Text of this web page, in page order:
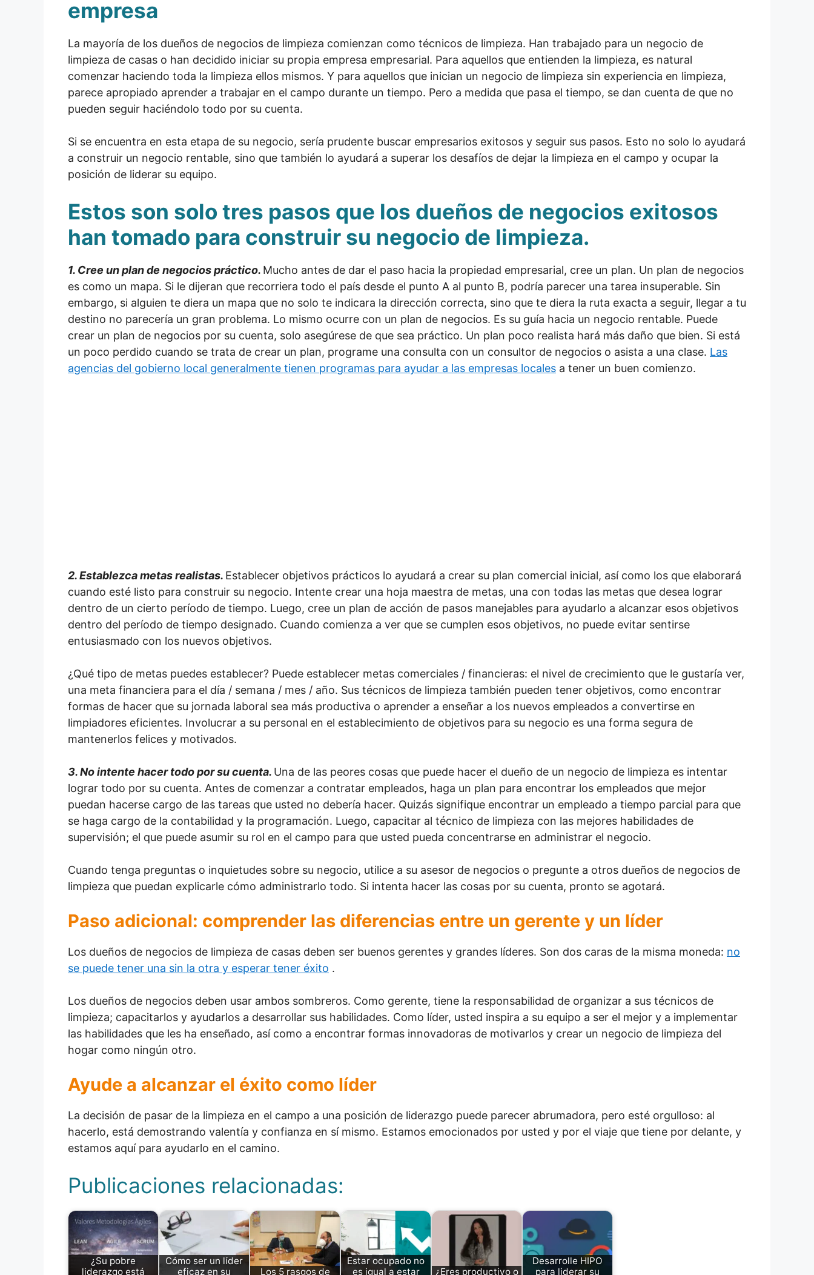
empresa
La mayoría de los dueños de negocios de limpieza comienzan como técnicos de limpieza. Han trabajado para un negocio de
limpieza de casas o han decidido iniciar su propia empresa empresarial. Para aquellos que entienden la limpieza, es natural
comenzar haciendo toda la limpieza ellos mismos. Y para aquellos que inician un negocio de limpieza sin experiencia en limpieza,
parece apropiado aprender a trabajar en el campo durante un tiempo. Pero a medida que pasa el tiempo, se dan cuenta de que no
pueden seguir haciéndolo todo por su cuenta.
Si se encuentra en esta etapa de su negocio, sería prudente buscar empresarios exitosos y seguir sus pasos. Esto no solo lo ayudará
a construir un negocio rentable, sino que también lo ayudará a superar los desafíos de dejar la limpieza en el campo y ocupar la
posición de liderar su equipo.
Estos son solo tres pasos que los dueños de negocios exitosos
han tomado para construir su negocio de limpieza.
1. Cree un plan de negocios práctico. Mucho antes de dar el paso hacia la propiedad empresarial, cree un plan. Un plan de negocios
es como un mapa. Si le dijeran que recorriera todo el país desde el punto A al punto B, podría parecer una tarea insuperable. Sin
embargo, si alguien te diera un mapa que no solo te indicara la dirección correcta, sino que te diera la ruta exacta a seguir, llegar a tu
destino no parecería un gran problema. Lo mismo ocurre con un plan de negocios. Es su guía hacia un negocio rentable. Puede
crear un plan de negocios por su cuenta, solo asegúrese de que sea práctico. Un plan poco realista hará más daño que bien. Si está
un poco perdido cuando se trata de crear un plan, programe una consulta con un consultor de negocios o asista a una clase. Las
agencias del gobierno local generalmente tienen programas para ayudar a las empresas locales a tener un buen comienzo.
2. Establezca metas realistas. Establecer objetivos prácticos lo ayudará a crear su plan comercial inicial, así como los que elaborará
cuando esté listo para construir su negocio. Intente crear una hoja maestra de metas, una con todas las metas que desea lograr
dentro de un cierto período de tiempo. Luego, cree un plan de acción de pasos manejables para ayudarlo a alcanzar esos objetivos
dentro del período de tiempo designado. Cuando comienza a ver que se cumplen esos objetivos, no puede evitar sentirse
entusiasmado con los nuevos objetivos.
¿Qué tipo de metas puedes establecer? Puede establecer metas comerciales / financieras: el nivel de crecimiento que le gustaría ver,
una meta financiera para el día / semana / mes / año. Sus técnicos de limpieza también pueden tener objetivos, como encontrar
formas de hacer que su jornada laboral sea más productiva o aprender a enseñar a los nuevos empleados a convertirse en
limpiadores eficientes. Involucrar a su personal en el establecimiento de objetivos para su negocio es una forma segura de
mantenerlos felices y motivados.
3. No intente hacer todo por su cuenta. Una de las peores cosas que puede hacer el dueño de un negocio de limpieza es intentar
lograr todo por su cuenta. Antes de comenzar a contratar empleados, haga un plan para encontrar los empleados que mejor
puedan hacerse cargo de las tareas que usted no debería hacer. Quizás signifique encontrar un empleado a tiempo parcial para que
se haga cargo de la contabilidad y la programación. Luego, capacitar al técnico de limpieza con las mejores habilidades de
supervisión; el que puede asumir su rol en el campo para que usted pueda concentrarse en administrar el negocio.
Cuando tenga preguntas o inquietudes sobre su negocio, utilice a su asesor de negocios o pregunte a otros dueños de negocios de
limpieza que puedan explicarle cómo administrarlo todo. Si intenta hacer las cosas por su cuenta, pronto se agotará.
Paso adicional: comprender las diferencias entre un gerente y un líder
Los dueños de negocios de limpieza de casas deben ser buenos gerentes y grandes líderes. Son dos caras de la misma moneda: no
se puede tener una sin la otra y esperar tener éxito .
Los dueños de negocios deben usar ambos sombreros. Como gerente, tiene la responsabilidad de organizar a sus técnicos de
limpieza; capacitarlos y ayudarlos a desarrollar sus habilidades. Como líder, usted inspira a su equipo a ser el mejor y a implementar
las habilidades que les ha enseñado, así como a encontrar formas innovadoras de motivarlos y crear un negocio de limpieza del
hogar como ningún otro.
Ayude a alcanzar el éxito como líder
La decisión de pasar de la limpieza en el campo a una posición de liderazgo puede parecer abrumadora, pero esté orgulloso: al
hacerlo, está demostrando valentía y confianza en sí mismo. Estamos emocionados por usted y por el viaje que tiene por delante, y
estamos aquí para ayudarlo en el camino.
Publicaciones relacionadas:
¿Su pobre
liderazgo está
Cómo ser un líder
eficaz en su
Los 5 rasgos de
Estar ocupado no
es igual a estar
¿Eres productivo o
Desarrolle HIPO
para liderar su